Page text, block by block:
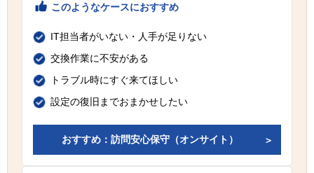
このようなケースにおすすめ
IT担当者がいない・人手が足りない
交換作業に不安がある
トラブル時にすぐ来てほしい
設定の復旧までおまかせしたい
おすすめ：訪問安心保守（オンサイト）